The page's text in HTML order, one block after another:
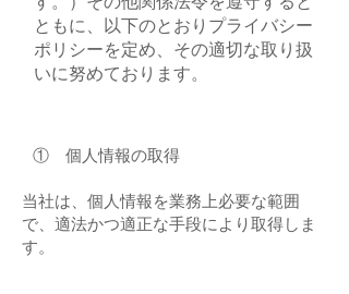
ともに、以下のとおりプライバシー
ポリシーを定め、その適切な取り扱
いに努めております。
① 個人情報の取得
当社は、個人情報を業務上必要な範囲
で、適法かつ適正な手段により取得しま
す。